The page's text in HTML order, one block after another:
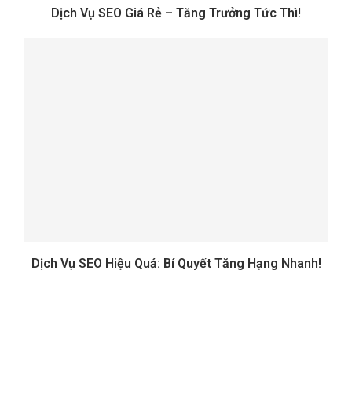
Dịch Vụ SEO Giá Rẻ – Tăng Trưởng Tức Thì!
Dịch Vụ SEO Hiệu Quả: Bí Quyết Tăng Hạng Nhanh!